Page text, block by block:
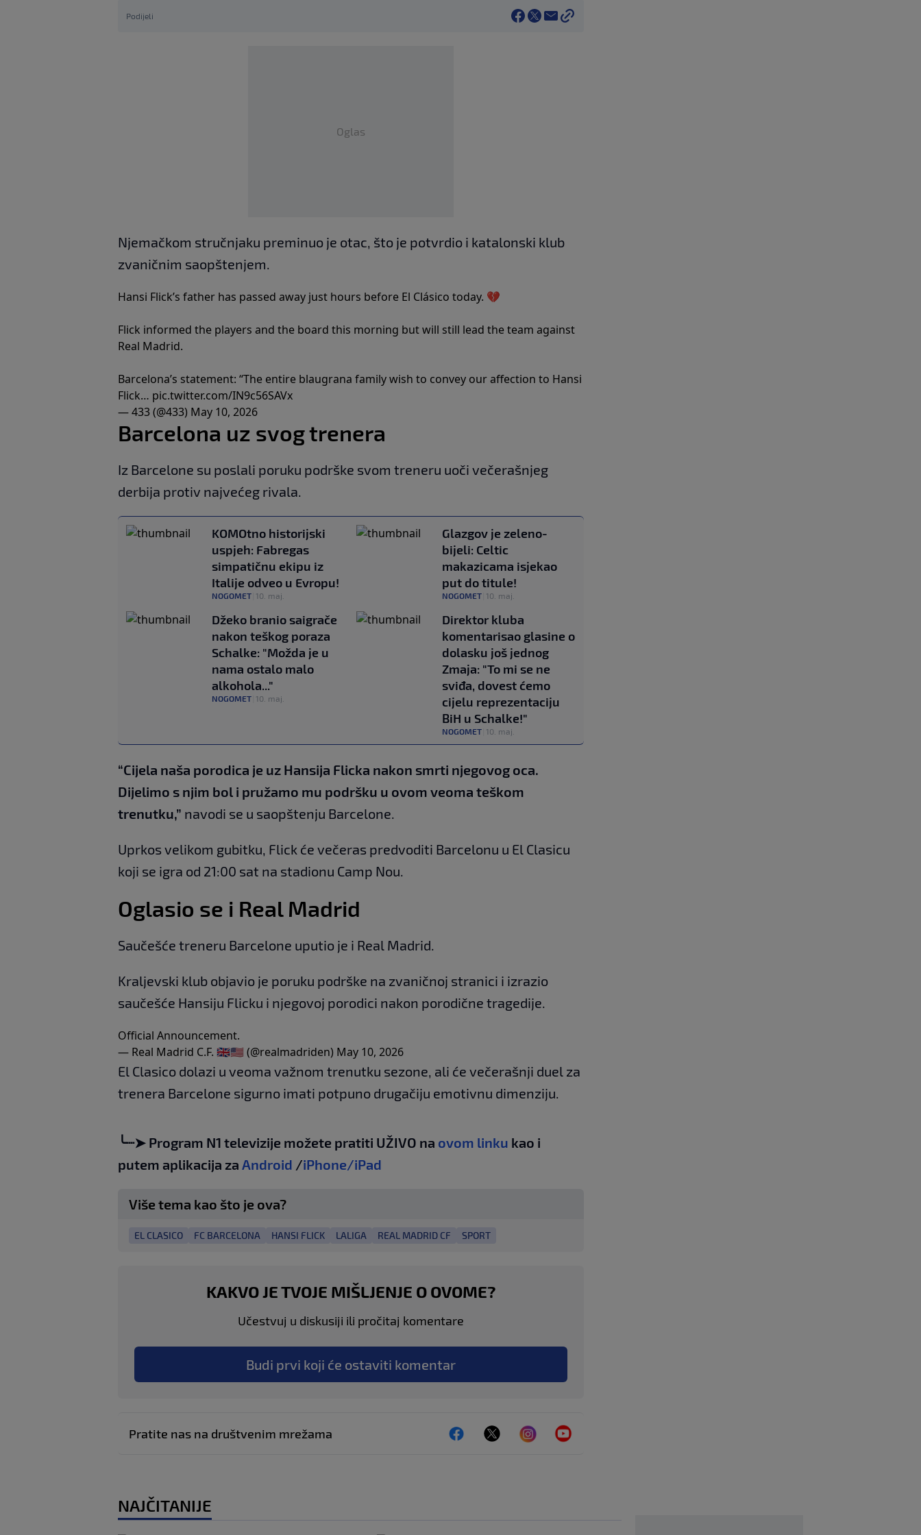
Podijeli
Oglas
Njemačkom stručnjaku preminuo je otac, što je potvrdio i katalonski klub
zvaničnim saopštenjem.
Hansi Flick’s father has passed away just hours before El Clásico today. 💔
Flick informed the players and the board this morning but will still lead the team against
Real Madrid.
Barcelona’s statement: “The entire blaugrana family wish to convey our affection to Hansi
Flick… pic.twitter.com/IN9c56SAVx
— 433 (@433) May 10, 2026
Barcelona uz svog trenera
Iz Barcelone su poslali poruku podrške svom treneru uoči večerašnjeg
derbija protiv najvećeg rivala.
KOMOtno historijski
uspjeh: Fabregas
simpatičnu ekipu iz
Italije odveo u Evropu!
NOGOMET 10. maj.
Glazgov je zeleno-
bijeli: Celtic
makazicama isjekao
put do titule!
NOGOMET 10. maj.
Džeko branio saigrače
nakon teškog poraza
Schalke: "Možda je u
nama ostalo malo
alkohola..."
NOGOMET 10. maj.
Direktor kluba
komentarisao glasine o
dolasku još jednog
Zmaja: "To mi se ne
sviđa, dovest ćemo
cijelu reprezentaciju
BiH u Schalke!"
NOGOMET 10. maj.
“Cijela naša porodica je uz Hansija Flicka nakon smrti njegovog oca.
Dijelimo s njim bol i pružamo mu podršku u ovom veoma teškom
trenutku,” navodi se u saopštenju Barcelone.
Uprkos velikom gubitku, Flick će večeras predvoditi Barcelonu u El Clasicu
koji se igra od 21:00 sat na stadionu Camp Nou.
Oglasio se i Real Madrid
Saučešće treneru Barcelone uputio je i Real Madrid.
Kraljevski klub objavio je poruku podrške na zvaničnoj stranici i izrazio
saučešće Hansiju Flicku i njegovoj porodici nakon porodične tragedije.
Official Announcement.
— Real Madrid C.F. 🇬🇧🇺🇸 (@realmadriden) May 10, 2026
El Clasico dolazi u veoma važnom trenutku sezone, ali će večerašnji duel za
trenera Barcelone sigurno imati potpuno drugačiju emotivnu dimenziju.
╰┈➤ Program N1 televizije možete pratiti UŽIVO na ovom linku kao i
putem aplikacija za Android /iPhone/iPad
Više tema kao što je ova?
EL CLASICO FC BARCELONA HANSI FLICK LALIGA REAL MADRID CF SPORT
KAKVO JE TVOJE MIŠLJENJE O OVOME?
Učestvuj u diskusiji ili pročitaj komentare
Budi prvi koji će ostaviti komentar
Pratite nas na društvenim mrežama
NAJČITANIJE